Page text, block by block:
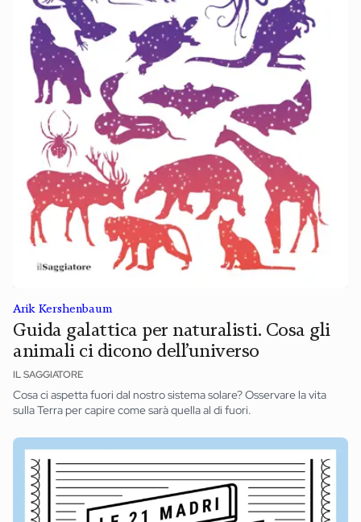
Arik Kershenbaum
Guida galattica per naturalisti. Cosa gli
animali ci dicono dell’universo
IL SAGGIATORE
Cosa ci aspetta fuori dal nostro sistema solare? Osservare la vita
sulla Terra per capire come sarà quella al di fuori.